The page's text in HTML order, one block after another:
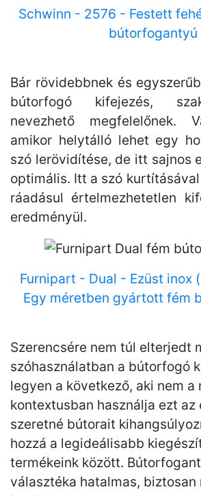
Schwinn - 2576 - Festett
bútorfogantyú
Bár rövidebbnek és
bútorfogó kifejezés,
nevezhető megfelelőnek.
amikor helytálló lehet egy
szó lerövidítése, de itt sajnos
optimális. Itt a szó
ráadásul értelmezhetetlen
eredményül.
Furnipart - Dual - Ezüst inox
Egy méretben gyártott fém
Szerencsére nem túl elterjedt
szóhasználatban a bútorfogó
legyen a következő, aki nem a
kontextusban használja ezt az
szeretné bútorait
hozzá a legideálisabb
termékeink között.
választéka hatalmas, biztosan